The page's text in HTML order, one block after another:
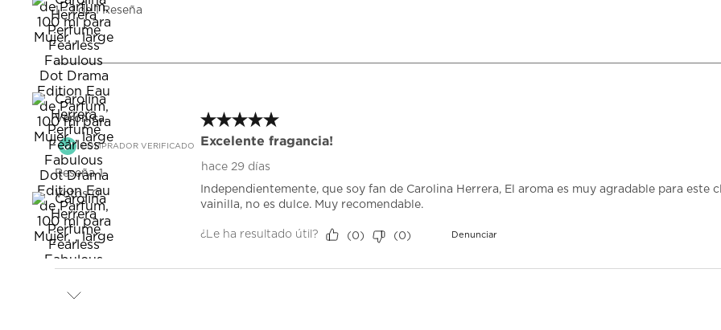
de
1
Reseña.
1– 1 de 1 Reseña
Verónica.
COMPRADOR VERIFICADO
Reseña 1
Votos 0
5 de 5 estrellas.
Excelente fragancia!
hace 29 días
Independientemente, que soy fan de Carolina Herrera, El aroma es muy agradable para este
vainilla, no es dulce. Muy recomendable.
¿Le ha resultado útil? (0) (0) Denunciar